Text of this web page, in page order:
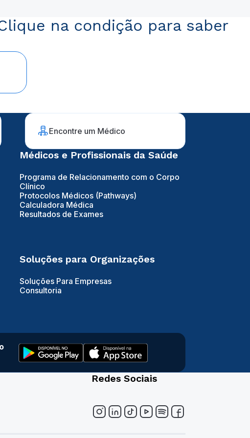
na condição para saber
Encontre um Médico
Médicos e Profissionais da Saúde
Programa de Relacionamento com o Corpo
Clínico
Protocolos Médicos (Pathways)
Calculadora Médica
Resultados de Exames
Soluções para Organizações
Soluções Para Empresas
Consultoria
Redes Sociais